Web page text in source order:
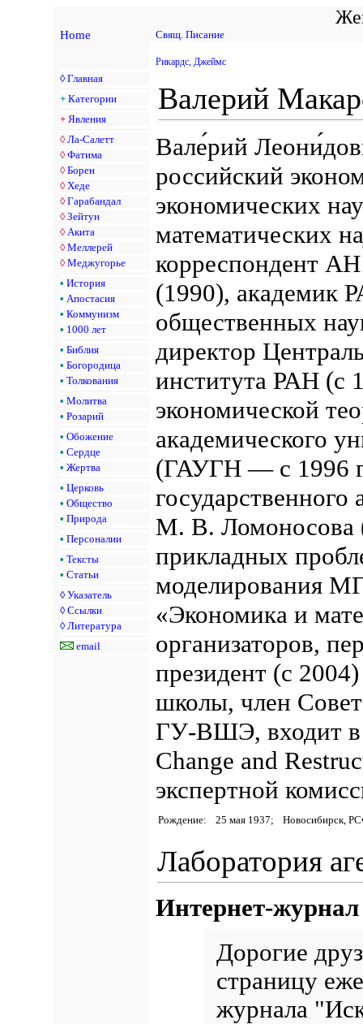
Home Свящ. Писание
◊ Главная
+ Категории
+ Явления
◊ Ла-Салетт
◊ Фатима
◊ Борен
◊ Хеде
◊ Гарабандал
◊ Зейтун
◊ Акита
◊ Меллерей
◊ Меджугорье
• История
• Апостасия
• Коммунизм
• 1000 лет
• Библия
• Богородица
• Толкования
• Молитва
• Розарий
• Обожение
• Сердце
• Жертва
• Церковь
• Общество
• Природа
• Персоналии
• Тексты
• Статьи
◊ Указатель
◊ Ссылки
◊ Литература
email
Рикардс, Джеймс
Валерий
Вале́рий
российский
экономических
математических
корреспондент
(1990), академик
общественных
директор
института РАН (с
экономической
академического
(ГАУГН — с 1996
М. В. Ломоносова
прикладных
моделирования
«Экономика и
организаторов,
президент (с
школы, член
ГУ-ВШЭ, входит в
Change and
экспертной
Рождение: 25 мая 1937; Новосибирск,
Лаборатория
Интернет-
Дорогие
страницу
журнала